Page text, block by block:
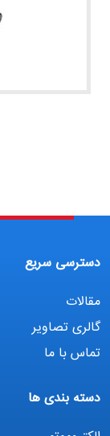
دسترسی سریع
مقالات
گالری تصاویر
تماس با ما
دسته بندی ها